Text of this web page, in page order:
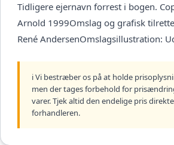
Tidligere ejernavn forrest i bogen.
Arnold 1999Omslag og grafisk
René AndersenOmslagsillustration:
ℹ️ Vi bestræber os på at holde
men der tages forbehold for
varer. Tjek altid den endelige pris
forhandleren.